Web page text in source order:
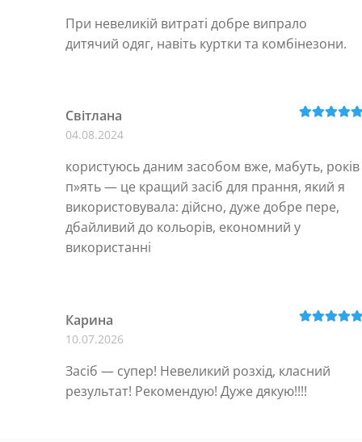
При невеликій витраті добре випрало
дитячий одяг, навіть куртки та комбінезони.
Світлана
04.08.2024
користуюсь даним засобом вже, мабуть, років
п»ять — це кращий засіб для прання, який я
використовувала: дійсно, дуже добре пере,
дбайливий до кольорів, економний у
використанні
Карина
10.07.2026
Засіб — супер! Невеликий розхід, класний
результат! Рекомендую! Дуже дякую!!!!